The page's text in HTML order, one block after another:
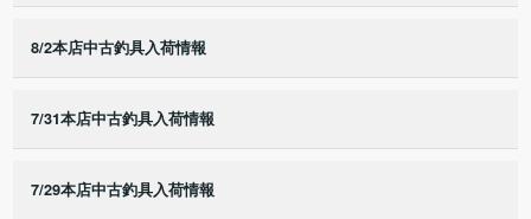
8/2本店中古釣具入荷情報
7/31本店中古釣具入荷情報
7/29本店中古釣具入荷情報